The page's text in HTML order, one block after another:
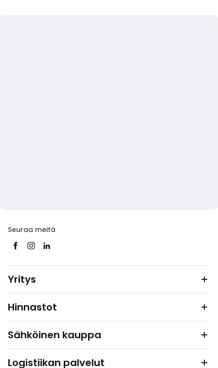
Seuraa meitä
Yritys
Hinnastot
Sähköinen kauppa
Logistiikan palvelut